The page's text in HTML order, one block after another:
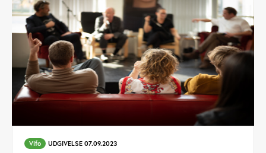
Vifo UDGIVELSE 07.09.2023